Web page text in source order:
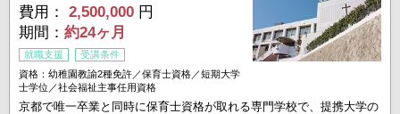
費用：
2,500,000 円
期間： 約24ヶ月
就職支援
受講条件
資格：幼稚園教諭2種免許／保育士資格／短期大学
士学位／社会福祉主事任用資格
京都で唯一卒業と同時に保育士資格が取れる専門学校で、提携大学の